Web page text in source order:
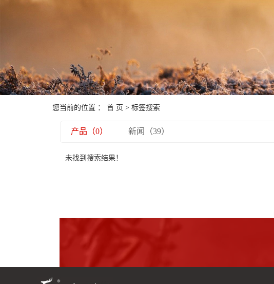
您当前的位置 ： 首 页 > 标签搜索
产品（0） 新闻（39）
未找到搜索结果！